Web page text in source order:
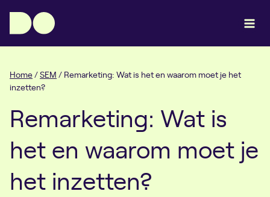
inhoud
Home/SEM / Remarketing: Wat is het en waarom moet je het
inzetten?
Remarketing: Wat is
het en waarom moet je
het inzetten?